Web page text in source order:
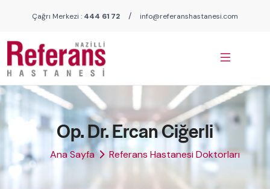
Çağrı Merkezi : 444 61 72 / info@referanshastanesi.com
Op. Dr. Ercan Ciğerli
Ana Sayfa Referans Hastanesi Doktorları